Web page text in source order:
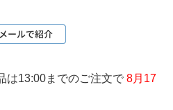
は13:00までのご注文で 8月17